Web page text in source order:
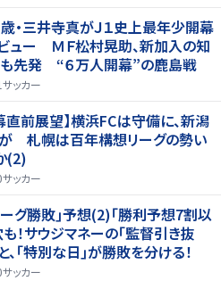
・三井寺真がＪ１史上最年少開幕
ュー ＭＦ松村晃助、新加入の知
も先発 “６万人開幕”の鹿島戦
サッカー
直前展望】横浜FCは守備に、新潟
札幌は百年構想リーグの勢い
(2)
サッカー
ーグ勝敗｣予想(2)｢勝利予想7割以
！サウジマネーの｢監督引き抜
、｢特別な日｣が勝敗を分ける！
サッカー